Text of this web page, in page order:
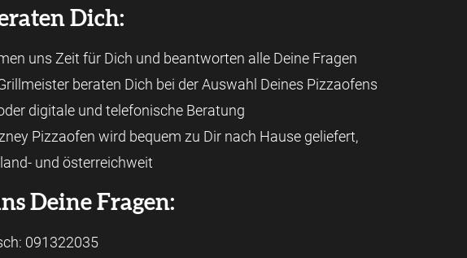
Dich:
uns Zeit für Dich und beantworten alle Deine Fragen
beraten Dich bei der Auswahl Deines Pizzaofens
digitale und telefonische Beratung
Pizzaofen wird bequem zu Dir nach Hause geliefert,
und österreichweit
Deine Fragen:
091322035